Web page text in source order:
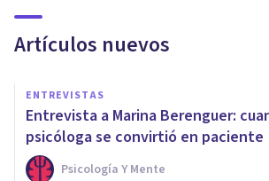
Artículos nuevos
ENTREVISTAS
Entrevista a Marina Berenguer:
psicóloga se convirtió en paciente
Psicología Y Mente